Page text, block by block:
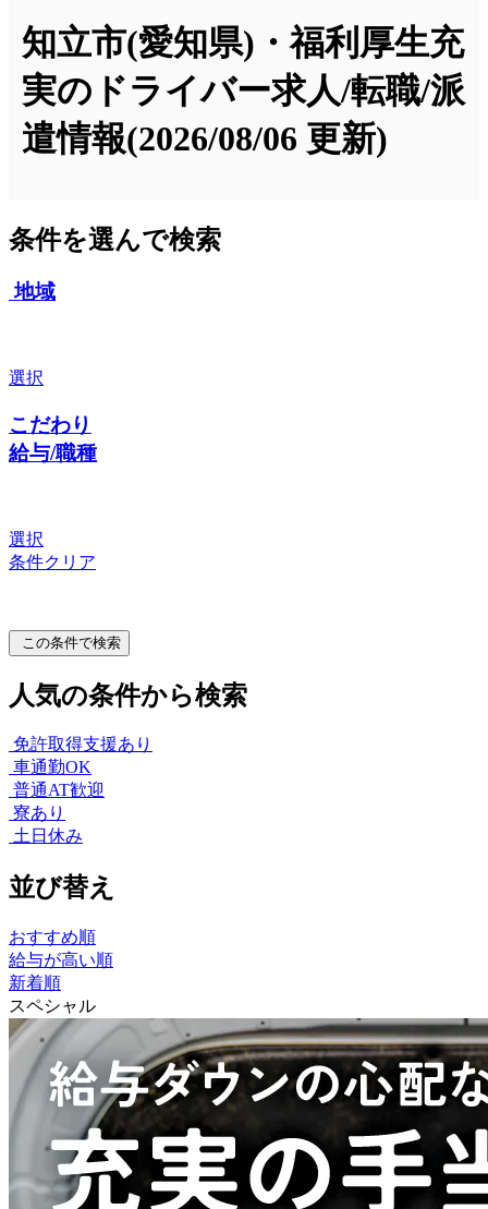
知立市(愛知県)・福利厚生充
実のドライバー求人/転職/派
遣情報(2026/08/06 更新)
条件を選んで検索
地域
選択
こだわり
給与/職種
選択
条件クリア
この条件で検索
人気の条件から検索
免許取得支援あり
車通勤OK
普通AT歓迎
寮あり
土日休み
並び替え
おすすめ順
給与が高い順
新着順
スペシャル